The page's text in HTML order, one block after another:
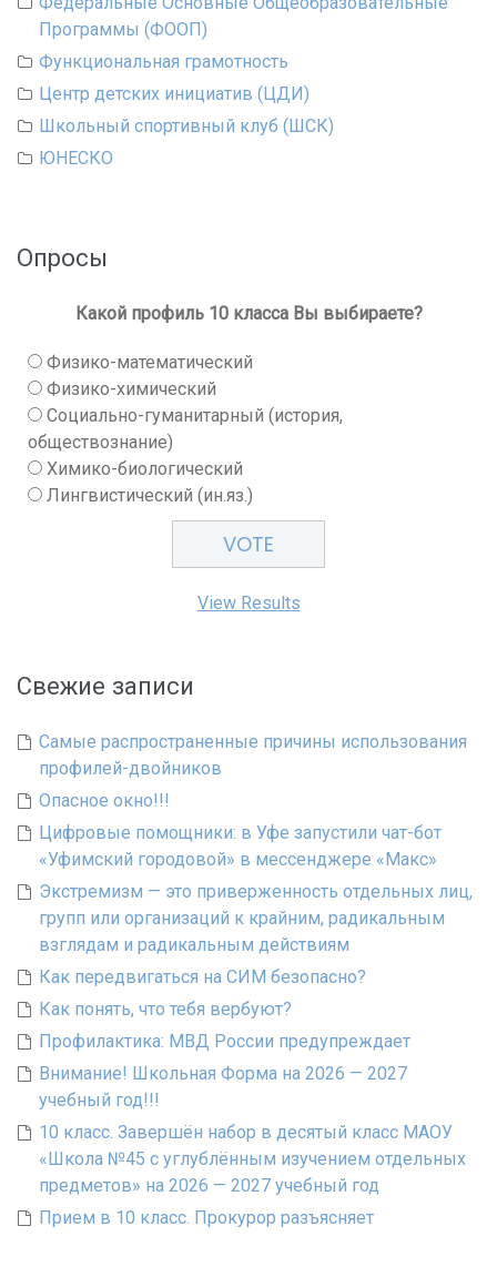
Программы (ФООП)
Функциональная грамотность
Центр детских инициатив (ЦДИ)
Школьный спортивный клуб (ШСК)
ЮНЕСКО
Опросы
Какой профиль 10 класса Вы выбираете?
Физико-математический
Физико-химический
Социально-гуманитарный (история,
обществознание)
Химико-биологический
Лингвистический (ин.яз.)
View Results
Свежие записи
Самые распространенные причины использования
профилей-двойников
Опасное окно!!!
Цифровые помощники: в Уфе запустили чат-бот
«Уфимский городовой» в мессенджере «Макс»
Экстремизм — это приверженность отдельных лиц,
групп или организаций к крайним, радикальным
взглядам и радикальным действиям
Как передвигаться на СИМ безопасно?
Как понять, что тебя вербуют?
Профилактика: МВД России предупреждает
Внимание! Школьная Форма на 2026 — 2027
учебный год!!!
10 класс. Завершён набор в десятый класс МАОУ
«Школа №45 с углублённым изучением отдельных
предметов» на 2026 — 2027 учебный год
Прием в 10 класс. Прокурор разъясняет